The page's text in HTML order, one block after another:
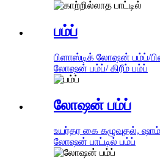
பம்ப்
பிளாஸ்டிக் லோஷன் பம்ப்/
லோஷன் பம்ப்/ கிரீம் பம்ப்
லோஷன் பம்ப்
உயர்தர கை கழுவுதல்,
லோஷன் பாட்டில் பம்ப்